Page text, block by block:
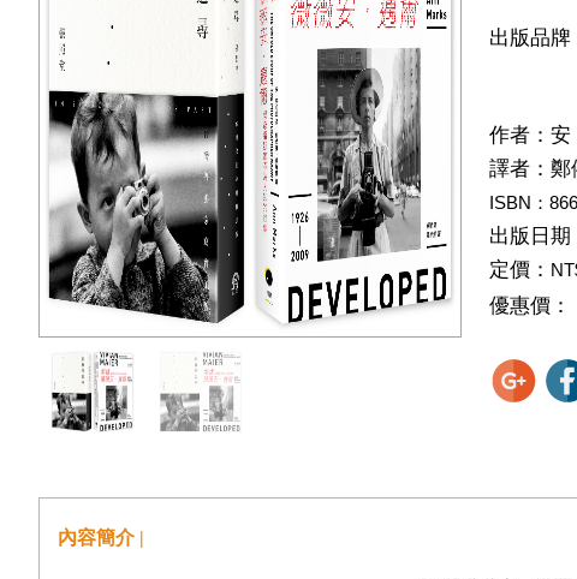
出版品
作者： 安
譯者： 鄭
ISBN：
出版日期
定價：
優惠價：
內容簡介 |